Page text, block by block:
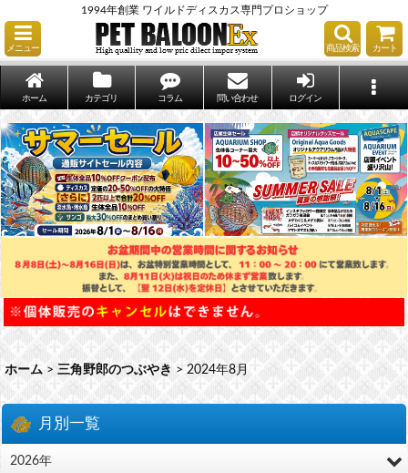
1994年創業 ワイルドディスカス専門プロショップ
メニュー 商品検索 カート
ホーム カテゴリ コラム 問い合わせ ログイン
ホーム > 三角野郎のつぶやき > 2024年8月
月別一覧
2026年